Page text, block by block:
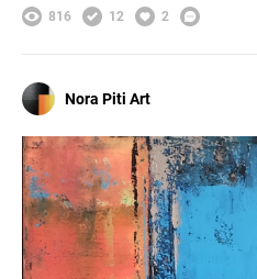
816 12 2
Nora Piti Art